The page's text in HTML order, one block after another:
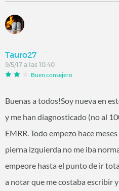
Tauro27
9/5/17 a las 10:40
Buen consejero
Buenas a todos!Soy nueva en
y me han diagnosticado (no al
EMRR. Todo empezo hace
pierna izquierda no me iba
empeore hasta el punto de ir
a notar que me costaba escribir